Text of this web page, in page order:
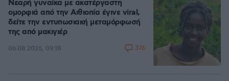
Νεαρή γυναίκα με ακατέργαστη
ομορφιά από την Αιθιοπία έγινε viral,
δείτε την εντυπωσιακή μεταμόρφωσή
της από μακιγιέρ
06.08.2026, 09:18 376